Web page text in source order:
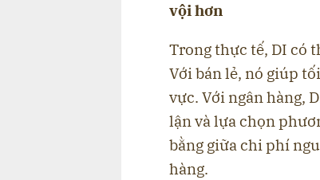
vội hơn
Trong thực tế, DI có
Với bán lẻ, nó giúp
vực. Với ngân hàng,
lận và lựa chọn
bằng giữa chi phí
hàng.